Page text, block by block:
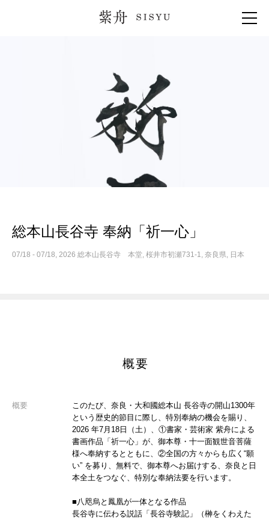
紫舟 SISYU
総本山長谷寺 奉納「祈一心」
07/18 - 07/18, 2026 総本山長谷寺 本堂, 桜井市初瀬731-1, 奈良県, 日本
概要
概要
このたび、奈良・大和國総本山 長谷寺の開山1300年
という歴史的節目に際し、特別奉納の機会を賜り、
2026 年7月18日（土）、①書家・芸術家 紫舟による
書画作品「祈一心」が、御本尊・十一面観世音菩薩
様へ奉納するとともに、②全国の方々からも広く“願
い” を募り、無料で、御本尊へお届けする、奈良と日
本全土をつなぐ、特別な奉納法要を行います。
■八咫烏と鳳凰が一体となる作品
長谷寺に伝わる説話「長谷寺験記」（榊をくわえた